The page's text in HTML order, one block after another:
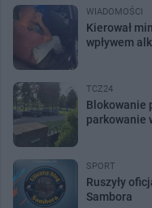
WIADOMOŚCI
Kierował
wpływem
TCZ24
Blokowanie
parkowanie
SPORT
Ruszyły
Sambora